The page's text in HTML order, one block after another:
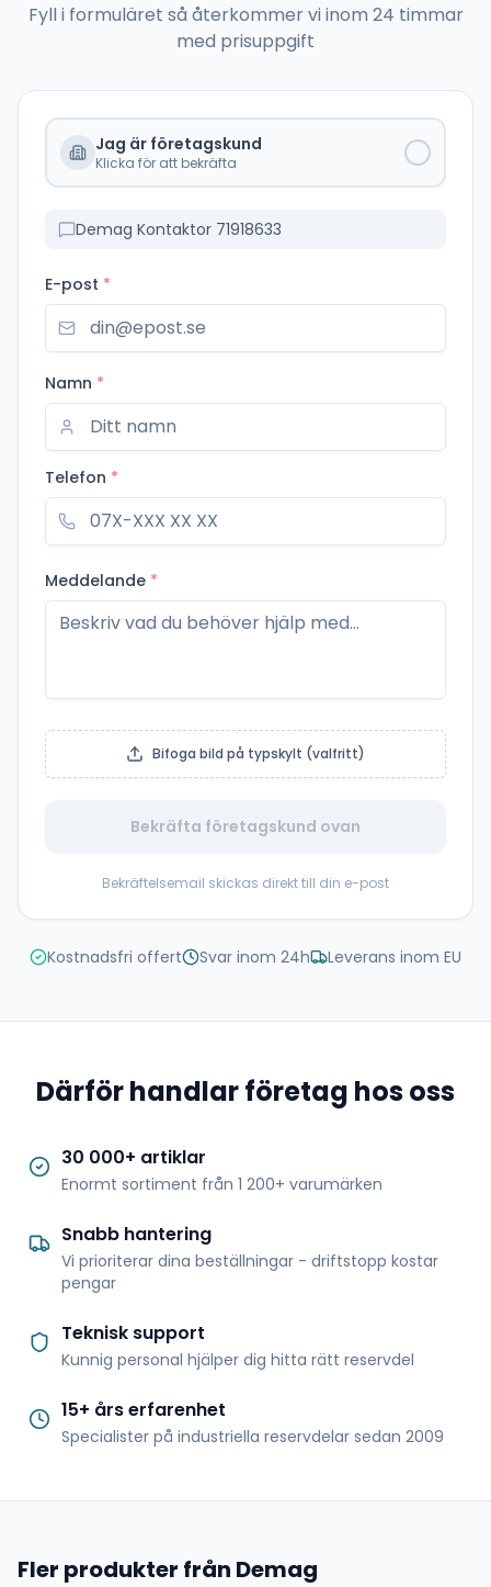
Fyll i formuläret så återkommer vi inom 24 timmar
med prisuppgift
Jag är företagskund
Klicka för att bekräfta
Demag Kontaktor 71918633
E-post *
Namn *
Telefon *
Meddelande *
Bifoga bild på typskylt (valfritt)
Bekräfta företagskund ovan
Bekräftelsemail skickas direkt till din e-post
Kostnadsfri offert Svar inom 24h Leverans inom EU
Därför handlar företag hos oss
30 000+ artiklar
Enormt sortiment från 1 200+ varumärken
Snabb hantering
Vi prioriterar dina beställningar - driftstopp kostar
pengar
Teknisk support
Kunnig personal hjälper dig hitta rätt reservdel
15+ års erfarenhet
Specialister på industriella reservdelar sedan 2009
Fler produkter från Demag